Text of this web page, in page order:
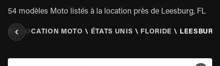
54 modèles Moto listés à la location près de Leesburg, FL
\ LOCATION MOTO \ ÉTATS UNIS \ FLORIDE \